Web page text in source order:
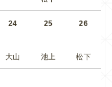
24
大山
25
池上
26
松下